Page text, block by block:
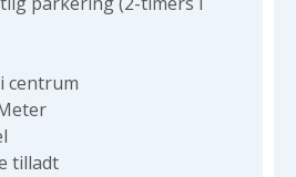
centrum
tilladt